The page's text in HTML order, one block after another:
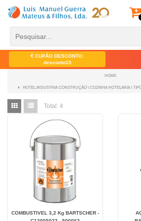
CUPÃO DESCONTO:
desconto15
HOME
HOTEL,INDUSTRIA CONSTRUÇÃO \ COZINHA HOTELARIA \
Total: 4
COMBUSTIVEL 3,2 Kg BARTSCHER -